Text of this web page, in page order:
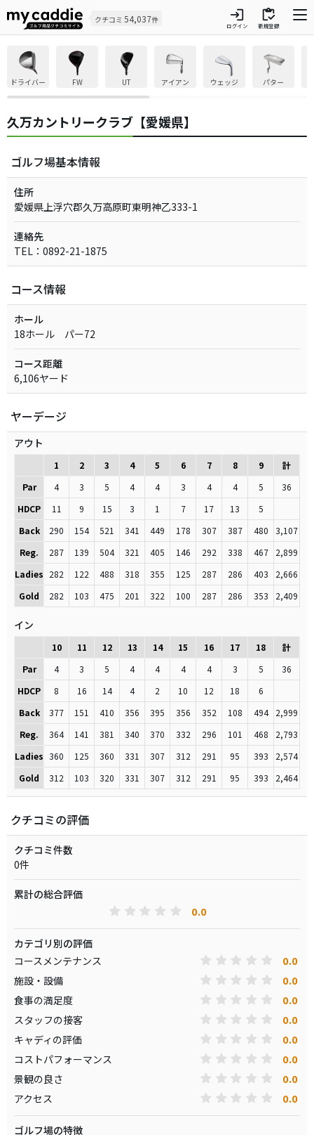
クチコミ 54,037件 login
ログイン
inventory
新規登録
ドライバー FW UT アイアン ウェッジ パター
久万カントリークラブ【愛媛県】
ゴルフ場基本情報
住所
愛媛県上浮穴郡久万高原町東明神乙333-1
連絡先
TEL：0892-21-1875
コース情報
ホール
18ホール パー72
コース距離
6,106ヤード
ヤーデージ
アウト
1 2 3 4 5 6 7 8 9
計
Par
4 3 5 4 4 3 4 4 5
36
HDCP
11 9 15 3 1 7 17 13
5
Back
290 154 521 341 449 178 307 387 480
3,107
Reg.
287 139 504 321 405 146 292 338 467
2,899
Ladies 282 122 488 318 355 125 287 286 403
2,666
Gold
282 103 475 201 322 100 287 286 353 2,409
イン
10 11 12 13 14 15 16 17 18
計
Par
4 3 5 4 4 4 4 3 5
36
HDCP
8 16 14 4 2 10 12 18
6
Back
377 151 410 356 395 356 352 108 494
2,999
Reg.
364 141 381 340 370 332 296 101 468
2,793
Ladies 360 125 360 331 307 312 291 95 393
2,574
Gold
312 103 320 331 307 312 291 95 393 2,464
クチコミの評価
クチコミ件数
0件
累計の総合評価
0.0
カテゴリ別の評価
コースメンテナンス
0.0
施設・設備 0.0
食事の満足度 0.0
スタッフの接客 0.0
キャディの評価 0.0
コストパフォーマンス 0.0
景観の良さ 0.0
アクセス 0.0
ゴルフ場の特徴